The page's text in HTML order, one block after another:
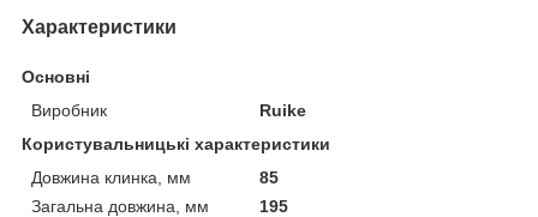
Характеристики
Основні
Виробник
Ruike
Користувальницькі характеристики
Довжина клинка, мм
85
Загальна довжина, мм
195